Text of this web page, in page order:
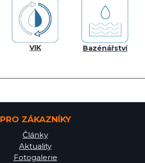
VIK Bazénářství
PRO ZÁKAZNÍKY
Články
Aktuality
Fotogalerie